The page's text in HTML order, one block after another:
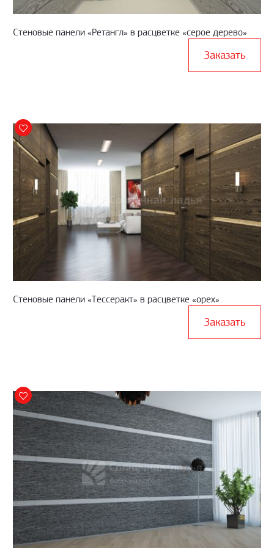
Стеновые панели «Ретангл» в расцветке «серое дерево»
Заказать
Стеновые панели «Тессеракт» в расцветке «орех»
Заказать